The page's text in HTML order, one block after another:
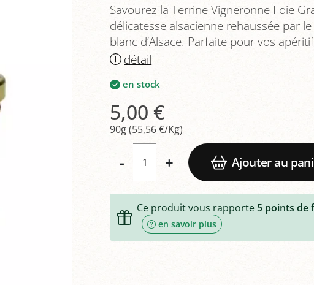
Savourez la Terrine Vigneronne Foie
délicatesse alsacienne rehaussée par
blanc d’Alsace. Parfaite pour vos
détail
en stock
5,00 €
90g (55,56 €/Kg)
- + Ajouter au
Ce produit vous rapporte 5points de
en savoir plus